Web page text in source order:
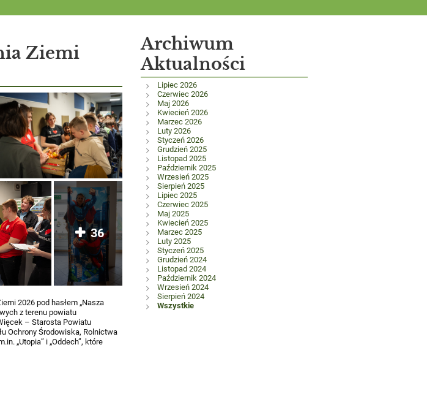
Ziemi
36
2026 pod hasłem „Nasza
z terenu powiatu
– Starosta Powiatu
Ochrony Środowiska, Rolnictwa
„Utopia” i „Oddech”, które
Archiwum
Aktualności
Lipiec 2026
Czerwiec 2026
Maj 2026
Kwiecień 2026
Marzec 2026
Luty 2026
Styczeń 2026
Grudzień 2025
Listopad 2025
Październik 2025
Wrzesień 2025
Sierpień 2025
Lipiec 2025
Czerwiec 2025
Maj 2025
Kwiecień 2025
Marzec 2025
Luty 2025
Styczeń 2025
Grudzień 2024
Listopad 2024
Październik 2024
Wrzesień 2024
Sierpień 2024
Wszystkie